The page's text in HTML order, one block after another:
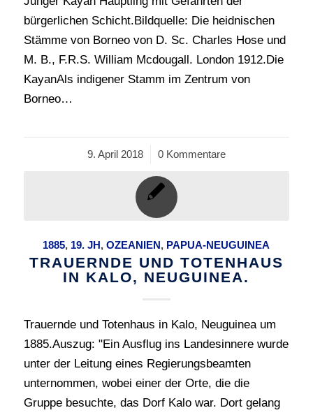
bürgerlichen Schicht.Bildquelle: Die heidnischen
Stämme von Borneo von D. Sc. Charles Hose und
M. B., F.R.S. William Mcdougall. London 1912.Die
KayanAls indigener Stamm im Zentrum von
Borneo…
9. April 2018
/ 0 Kommentare
1885, 19. JH,OZEANIEN, PAPUA-NEUGUINEA
TRAUERNDE UND TOTENHAUS
IN KALO, NEUGUINEA.
Trauernde und Totenhaus in Kalo, Neuguinea um
1885.Auszug: "Ein Ausflug ins Landesinnere wurde
unter der Leitung eines Regierungsbeamten
unternommen, wobei einer der Orte, die die
Gruppe besuchte, das Dorf Kalo war. Dort gelang